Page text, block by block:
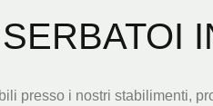
SERBATOI
presso i nostri stabilimenti,